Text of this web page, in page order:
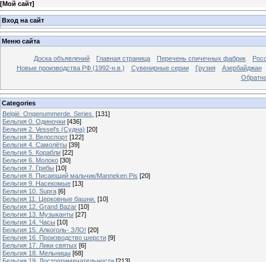
[Мой сайт]
Вход на сайт
Меню сайта
Доска объявлений Главная страница Перечень спичечных фабрик
Новые производства РФ (1992-н.в.)
Сувенирные серии Грузия
Азербайджан
Categories
België. Ongenummerde. Series. [131]
Бельгия 0. Одиночки [436]
Бельгия 2. Vessel's (Судна) [20]
Бельгия 3. Велоспорт [122]
Бельгия 4. Самолёты [39]
Бельгия 5. Корабли [22]
Бельгия 6. Молоко [30]
Бельгия 7. Грибы [10]
Бельгия 8. Писающий мальчик/Manneken Pis [20]
Бельгия 9. Насекомые [13]
Бельгия 10. Supra [6]
Бельгия 11. Церковные башни. [10]
Бельгия 12. Grand Bazar [10]
Бельгия 13. Музыканты [27]
Бельгия 14. Часы [10]
Бельгия 15. Алкоголь- ЗЛО! [20]
Бельгия 16. Производство шерсти [9]
Бельгия 17. Лики святых [6]
Бельгия 18. Мельницы [68]